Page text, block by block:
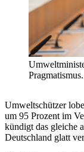
Umweltschützer
um 95 Prozent im
kündigt das gleiche
Deutschland glatt